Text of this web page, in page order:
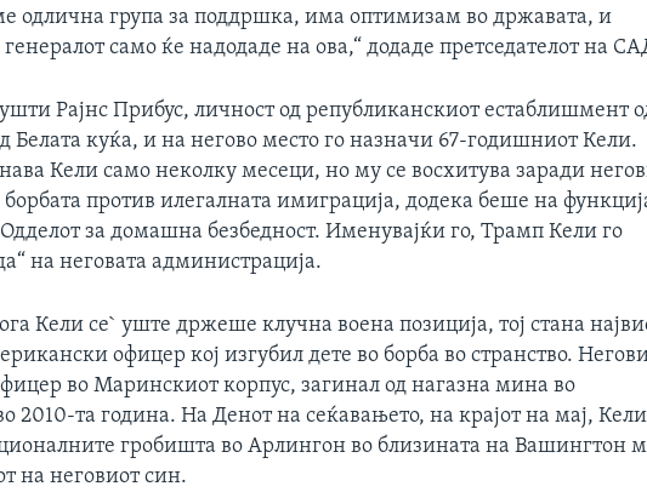
одлична група за поддршка, има оптимизам во државата, и
само ќе надодаде на ова,“ додаде претседателот на
Рајнс Прибус, личност од републиканскиот естаблишмент
Белата куќа, и на негово место го назначи 67-годишниот Кели.
Кели само неколку месеци, но му се восхитува заради
борбата против илегалната имиграција, додека беше на
за домашна безбедност. Именувајќи го, Трамп Кели го
на неговата администрација.
Кели се` уште држеше клучна воена позиција, тој стана
офицер кој изгубил дете во борба во странство.
во Маринскиот корпус, загинал од нагазна мина во
2010-та година. На Денот на сеќавањето, на крајот на мај,
гробишта во Арлингон во близината на Вашингтон
на неговиот син.